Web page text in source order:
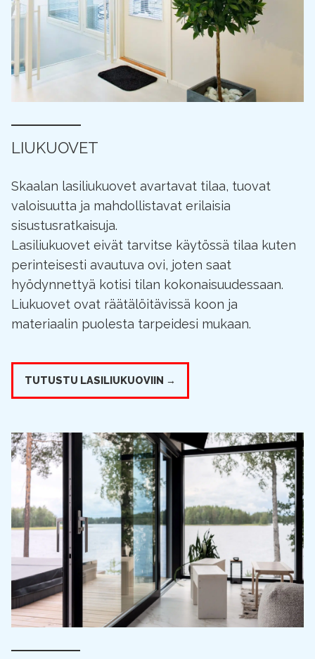
LIUKUOVET
Skaalan lasiliukuovet avartavat tilaa, tuovat
valoisuutta ja mahdollistavat erilaisia
sisustusratkaisuja.
Lasiliukuovet eivät tarvitse käytössä tilaa kuten
perinteisesti avautuva ovi, joten saat
hyödynnettyä kotisi tilan kokonaisuudessaan.
Liukuovet ovat räätälöitävissä koon ja
materiaalin puolesta tarpeidesi mukaan.
TUTUSTU LASILIUKUOVIIN →